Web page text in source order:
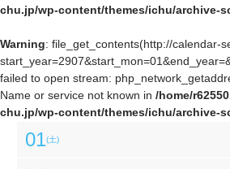
ミュージック
グッズ・本
ギャラリー
イベント・キャンペーン
ミュージック
グッズ・本
chu.jp/wp-content/themes/ichu/archive-
Warning: file_get_contents(http://calendar-
failed to open stream:
Name or service not known in /home/
chu.jp/wp-content/themes/ichu/archive-
01(土)